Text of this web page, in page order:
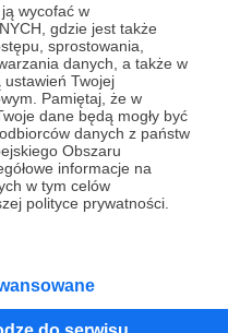
wycofać w
gdzie jest także
sprostowania,
danych, a także w
Twojej
Pamiętaj, że w
dane będą mogły być
danych z państw
Obszaru
informacje na
w tym celów
polityce prywatności.
zł miesięcznie
masę zapisanych
materiałów
i graczy. Oby nam się!